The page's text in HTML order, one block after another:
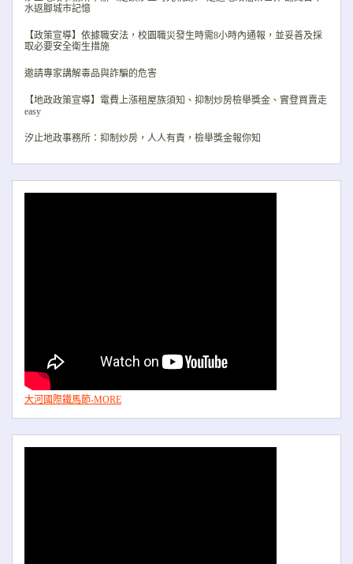
水返腳城市記憶
【政策宣導】依據職安法，校園職災發生時需8小時內通報，並妥善及採
取必要安全衛生措施
邀請專家講解毒品與詐騙的危害
【地政政策宣導】電費上漲租屋族須知、抑制炒房檢舉獎金、實登買賣走
easy
汐止地政事務所：抑制炒房，人人有責，檢舉獎金報你知
大河國際鐵馬節-MORE